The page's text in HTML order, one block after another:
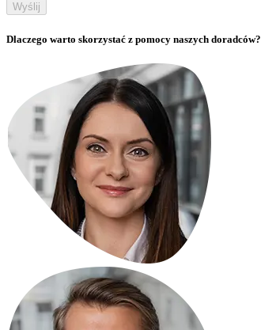
Wyślij
Dlaczego warto skorzystać z pomocy naszych doradców?